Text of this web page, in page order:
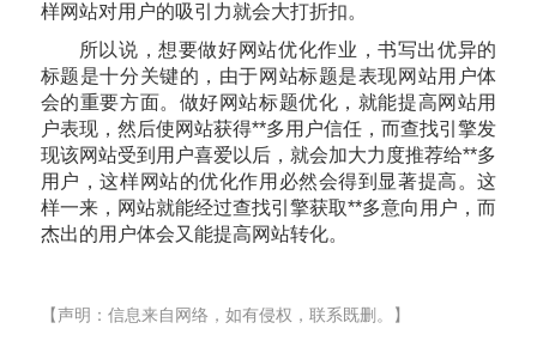
样网站对用户的吸引力就会大打折扣。
所以说，想要做好网站优化作业，书写出优异的
标题是十分关键的，由于网站标题是表现网站用户体
会的重要方面。做好网站标题优化，就能提高网站用
户表现，然后使网站获得**多用户信任，而查找引擎发
现该网站受到用户喜爱以后，就会加大力度推荐给**多
用户，这样网站的优化作用必然会得到显著提高。这
样一来，网站就能经过查找引擎获取**多意向用户，而
杰出的用户体会又能提高网站转化。
【声明：信息来自网络，如有侵权，联系既删。】